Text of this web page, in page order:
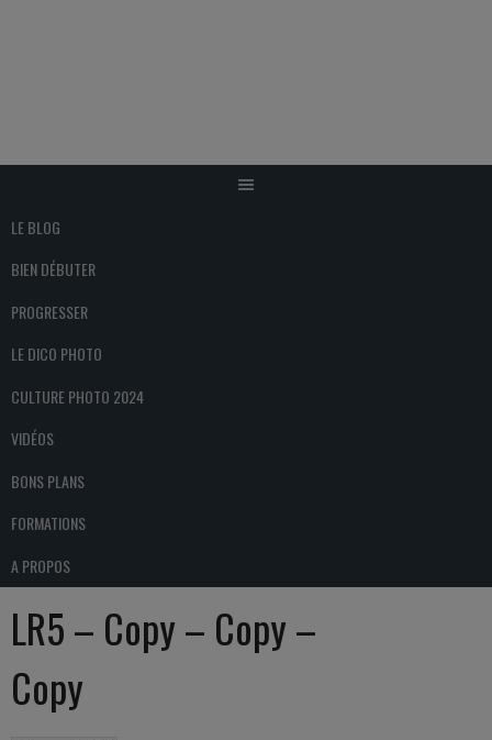
LE BLOG
BIEN DÉBUTER
PROGRESSER
LE DICO PHOTO
CULTURE PHOTO 2024
VIDÉOS
BONS PLANS
FORMATIONS
A PROPOS
LR5 – Copy – Copy –
Copy